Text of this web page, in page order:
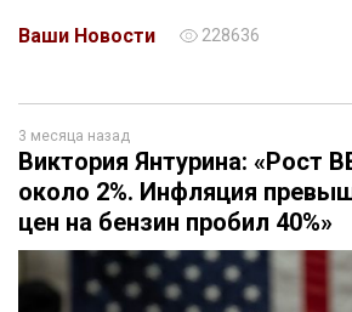
Ваши Новости 228636
3 месяца назад
Виктория Янтурина: «Рост
около 2%. Инфляция
цен на бензин пробил 40%»